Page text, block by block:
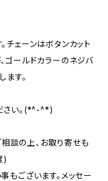
チェーンはボタンカット
ゴールドカラーのネジバ
ます。
さい。(*^-^*)
談の上、お取り寄せも
)
もございます。メッセー